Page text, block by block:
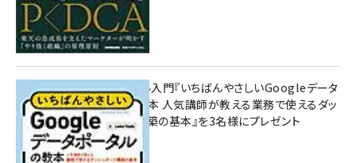
無料BIツール入門『いちばんやさしいGoogleデータ
ポータルの教本 人気講師が教える業務で使えるダッ
シュボード構築の基本』を3名様にプレゼント
7月31日 10:00